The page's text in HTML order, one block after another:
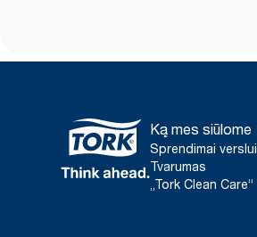
Ką mes siūlome
Sprendimai verslui
Tvarumas
„Tork Clean Care“